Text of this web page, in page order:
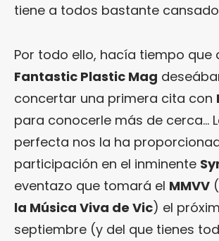
tiene a todos bastante
Por todo ello, hacía tiempo que
Fantastic Plastic Mag
concertar una primera cita con
para conocerle más de cerca…
perfecta nos la ha
participación en el inminente
eventazo que tomará el MMVV (
la Música Viva de Vic) el
septiembre (y del que tienes